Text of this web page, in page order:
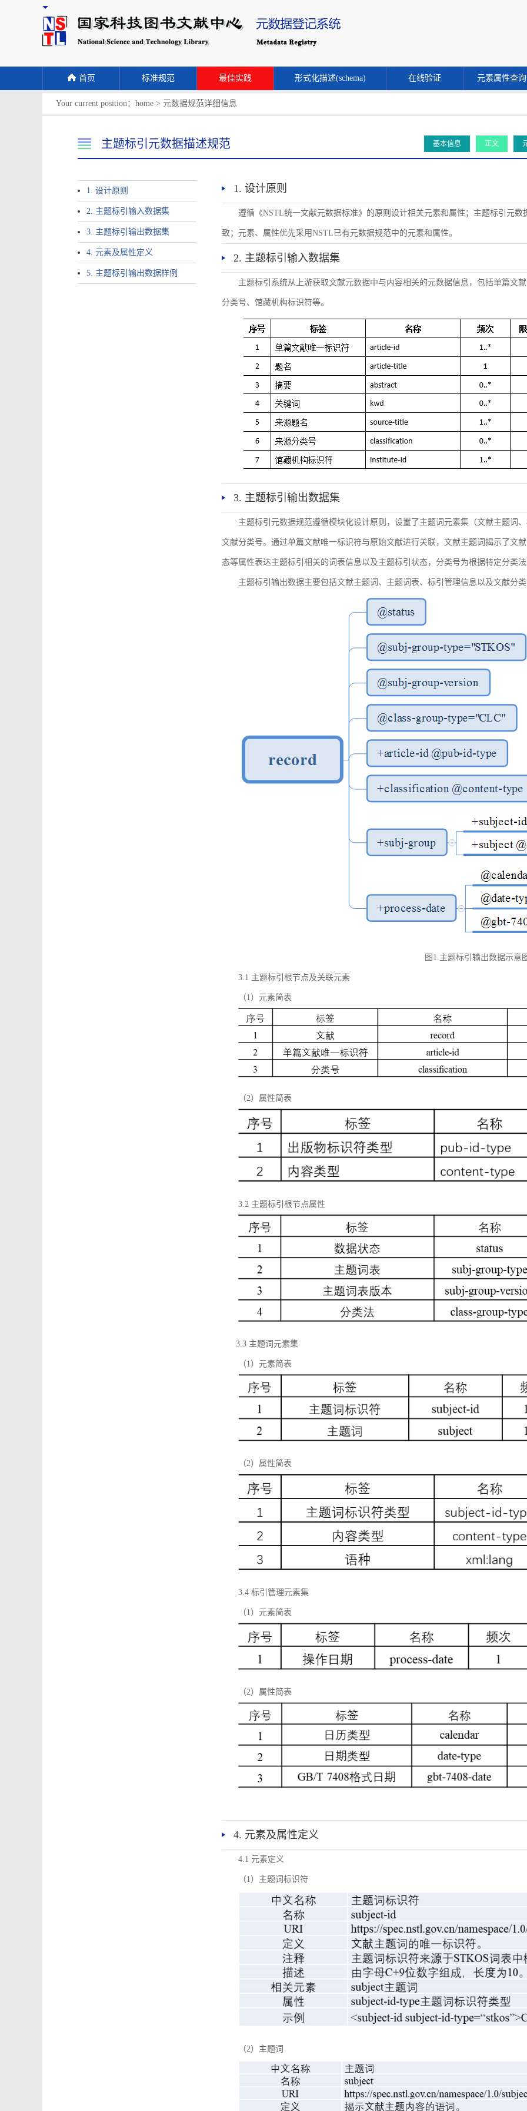
首页 标准规范 最佳实践 形式化描述(schema) 在线验证 元素属性查询
Your current position： home > 元数据规范详细信息
主题标引元数据描述规范 基本信息 正文
1. 设计原则
2. 主题标引输入数据集
3. 主题标引输出数据集
4. 元素及属性定义
5. 主题标引输出数据样例
1. 设计原则
遵循《NSTL统一文献元数据标准》的原则设计相关元素和属性；主题标引元
致；元素、属性优先采用NSTL已有元数据规范中的元素和属性。
2. 主题标引输入数据集
主题标引系统从上游获取文献元数据中与内容相关的元数据信息，包括单篇文
分类号、馆藏机构标识符等。
3. 主题标引输出数据集
主题标引元数据规范遵循模块化设计原则，设置了主题词元素集（文献主题词
文献分类号。通过单篇文献唯一标识符与原始文献进行关联，文献主题词揭示了文
态等属性表达主题标引相关的词表信息以及主题标引状态，分类号为根据特定分类
主题标引输出数据主要包括文献主题词、主题词表、标引管理信息以及文献分
图1.主题标引输出数据示意
3.1 主题标引根节点及关联元素
（1）元素简表
（2）属性简表
3.2 主题标引根节点属性
3.3 主题词元素集
（1）元素简表
（2）属性简表
3.4 标引管理元素集
（1）元素简表
（2）属性简表
4. 元素及属性定义
4.1 元素定义
（1）主题词标识符
（2）主题词